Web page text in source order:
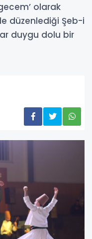
olarak
düzenlediği Şeb-i
duygu dolu bir